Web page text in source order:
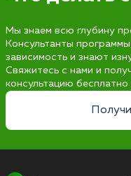
Мы знаем всю глубину
Консультанты
зависимость и знают
Свяжитесь с нами и
консультацию бесплатно